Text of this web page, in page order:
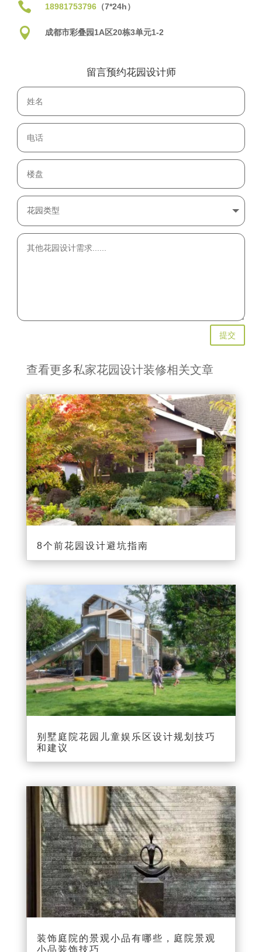
 18981753796（7*24h）
 成都市彩叠园1A区20栋3单元1-2
留言预约花园设计师
提交
查看更多私家花园设计装修相关文章
8个前花园设计避坑指南
别墅庭院花园儿童娱乐区设计规划技巧
和建议
装饰庭院的景观小品有哪些，庭院景观
小品装饰技巧